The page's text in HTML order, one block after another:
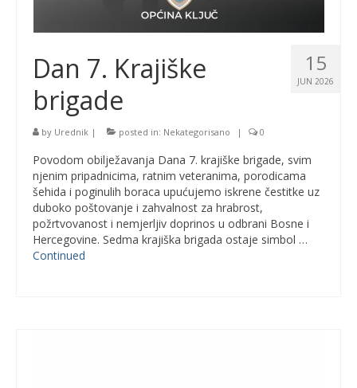
15
JUN 2026
Dan 7. Krajiške
brigade
by Urednik | posted in: Nekategorisano | 0
Povodom obilježavanja Dana 7. krajiške brigade, svim
njenim pripadnicima, ratnim veteranima, porodicama
šehida i poginulih boraca upućujemo iskrene čestitke uz
duboko poštovanje i zahvalnost za hrabrost,
požrtvovanost i nemjerljiv doprinos u odbrani Bosne i
Hercegovine. Sedma krajiška brigada ostaje simbol …
Continued